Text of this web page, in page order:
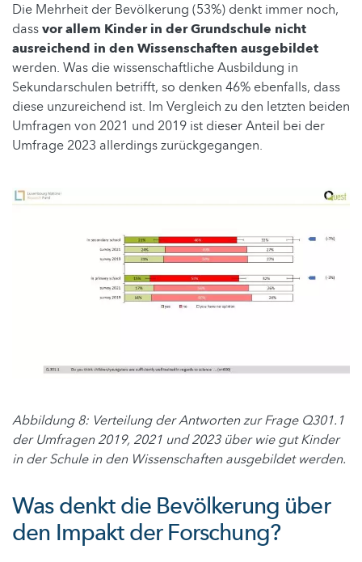
Die Mehrheit der Bevölkerung (53%) denkt immer noch,
dassvor allem Kinder in der Grundschule nicht
ausreichend in den Wissenschaften ausgebildet
werden. Was die wissenschaftliche Ausbildung in
Sekundarschulen betrifft, so denken 46% ebenfalls, dass
diese unzureichend ist. Im Vergleich zu den letzten beiden
Umfragen von 2021 und 2019 ist dieser Anteil bei der
Umfrage 2023 allerdings zurückgegangen.
Abbildung 8: Verteilung der Antworten zur Frage Q301.1
der Umfragen 2019, 2021 und 2023 über wie gut Kinder
in der Schule in den Wissenschaften ausgebildet werden.
Was denkt die Bevölkerung über
den Impakt der Forschung?